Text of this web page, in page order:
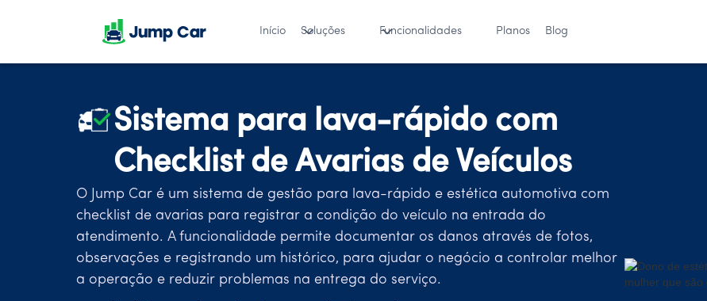
Início Soluções Funcionalidades Planos Blog
Sistema para lava-rápido com
Checklist de Avarias de Veículos
O Jump Car é um sistema de gestão para lava-rápido e estética automotiva com
checklist de avarias para registrar a condição do veículo na entrada do
atendimento. A funcionalidade permite documentar os danos através de fotos,
observações e registrando um histórico, para ajudar o negócio a controlar melhor
a operação e reduzir problemas na entrega do serviço.